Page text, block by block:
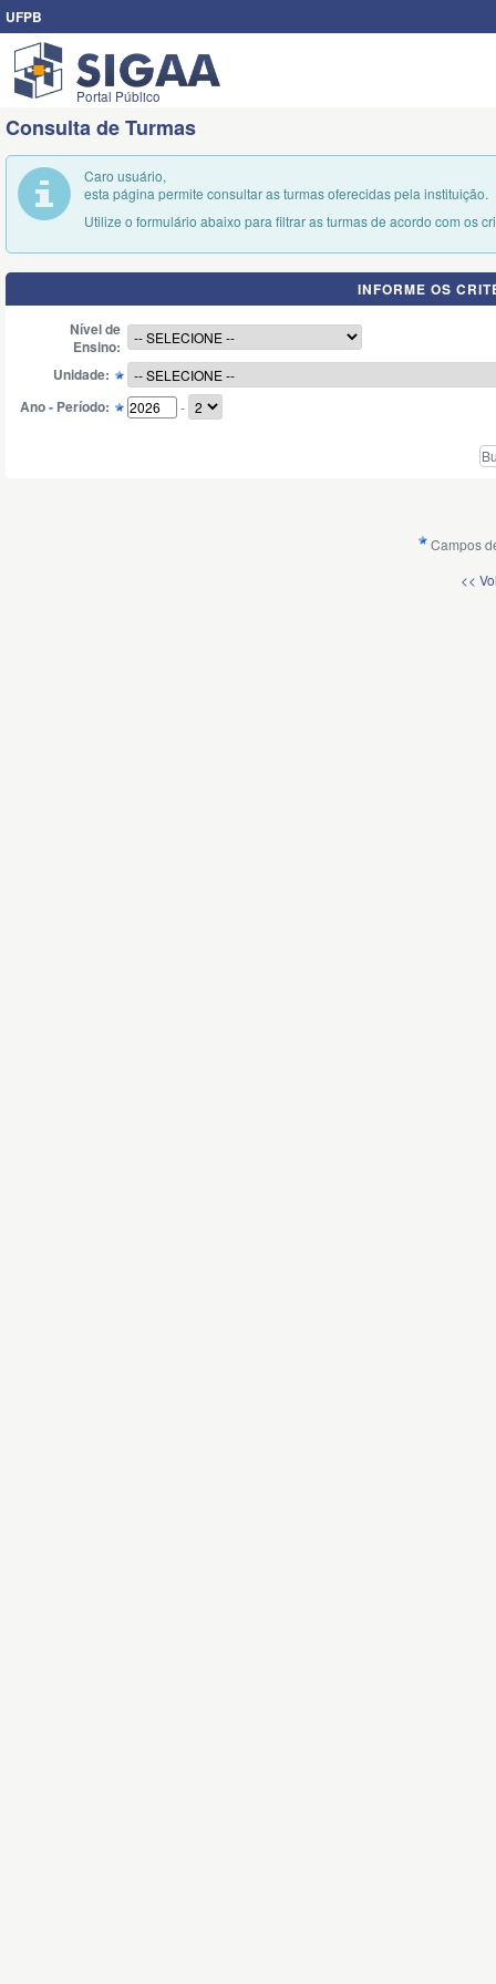
UFPB
Portal Público
Consulta de Turmas
Caro usuário,
esta página permite consultar as turmas oferecidas pela instituição.
Utilize o formulário abaixo para filtrar as turmas de acordo com os
INFORME OS
Nível de
Ensino:
Unidade:
Ano - Período:
-
Campos
<<